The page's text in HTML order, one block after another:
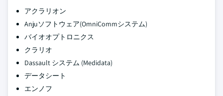
アクラリオン
Anjuソフトウェア(OmniCommシステム)
バイオオプトロニクス
クラリオ
Dassault システム (Medidata)
データシート
エンノフ